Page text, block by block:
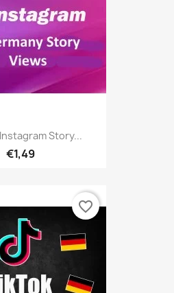
Story...
€1,49
favorite_border